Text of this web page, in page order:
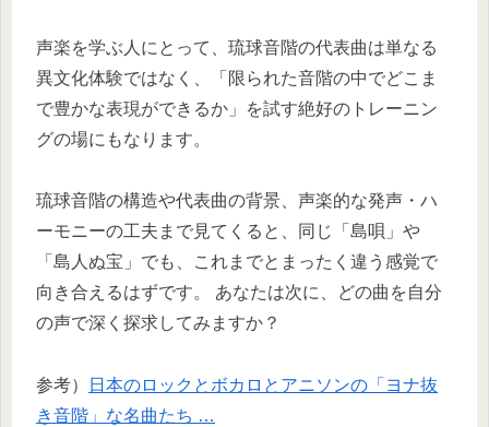
声楽を学ぶ人にとって、琉球音階の代表曲は単なる
異文化体験ではなく、「限られた音階の中でどこま
で豊かな表現ができるか」を試す絶好のトレーニン
グの場にもなります。
琉球音階の構造や代表曲の背景、声楽的な発声・ハ
ーモニーの工夫まで見てくると、同じ「島唄」や
「島人ぬ宝」でも、これまでとまったく違う感覚で
向き合えるはずです。 あなたは次に、どの曲を自分
の声で深く探求してみますか？
参考）
日本のロックとボカロとアニソンの「ヨナ抜
き音階」な名曲たち …